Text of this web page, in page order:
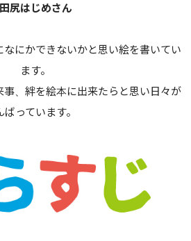
田尻はじめさん
にかできないかと思い絵を書いてい
ます。
、絆を絵本に出来たらと思い日々が
ばっています。